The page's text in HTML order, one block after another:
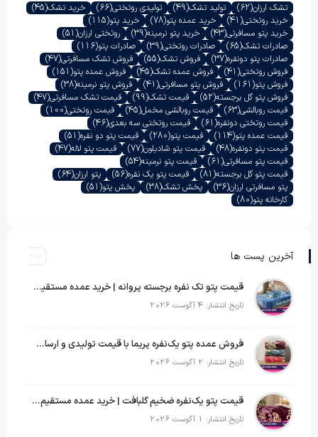
تشک ارزان(62) تولید تشک(49) تولیدی روتختی(66) خرید تشک(45)
خرید روتختی(41) خرید عمده پتو(78) خرید پتو(115)
خرید پتو مسافرتی(43) خرید پتو نرمینه(39) روتختی ارزان(51)
صادرات تشک(65) صادرات روتختی(39) صادرات پتو(116)
صادرات پتو دونفره(37) فروش تشک(55) فروش تشک مسافرتی(47)
فروش روتختی(41) فروش عمده تشک(45) فروش عمده پتو(151)
فروش پتو(161) فروش پتو مسافرتی(41) فروش پتو نرمینه(38)
فروش پتو گل برجسته(52) قیمت تشک(99) قیمت تشک مسافرتی(47)
قیمت روبالشی(63) قیمت روبالشی مخمل(45) قیمت روتختی(100)
قیمت روتختی دونفره(61) قیمت روتختی سه بعدی(46)
قیمت عمده پتو(114) قیمت پتو(280) قیمت پتو دو نفره(51)
قیمت پتو دونفره(48) قیمت پتو شادیلون(77) قیمت پتو لاله(47)
قیمت پتو مسافرتی(61) قیمت پتو نرمینه(54)
قیمت پتو گل برجسته(81) قیمت پتو یک نفره(56) پتو ارزان(64)
پتو مسافرتی ارزان(36) پخش تشک(38) پخش پتو(51)
کارخانه پتو(80)
آخرین پست ها
قیمت پتو تک نفره برجسته پروانه | خرید عمده مستقیم با بهترین قیمت بازار
تاریخ انتشار: 4 آگوست 2026
فروش عمده پتو یک‌نفره پریما با قیمت تولیدی و ارسال به سراسر کشور
تاریخ انتشار: 2 آگوست 2026
قیمت پتو یک‌نفره ضخیم گلبافت | خرید عمده مستقیم با بهترین قیمت
تاریخ انتشار: 1 آگوست 2026